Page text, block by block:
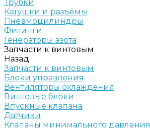
Трубки
Катушки и разъёмы
Пневмоцилиндры
Фитинги
Генераторы азота
Запчасти к винтовым
Назад
Запчасти к винтовым
Блоки управления
Вентиляторы охлаждения
Винтовые блоки
Впускные клапана
Датчики
Клапаны минимального давления